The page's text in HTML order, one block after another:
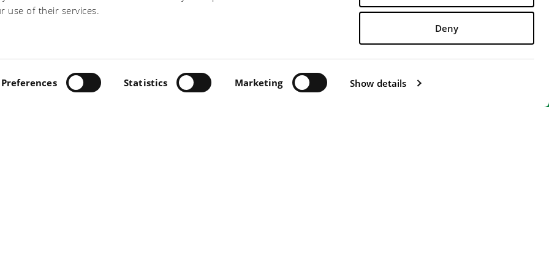
use of their services.
Preferences Statistics Marketing Show details
Deny
PRF?
00697230506 - PRIVACY/COOKIE - PRIVACY "CONTATTI" - WHISTLERBLOWING